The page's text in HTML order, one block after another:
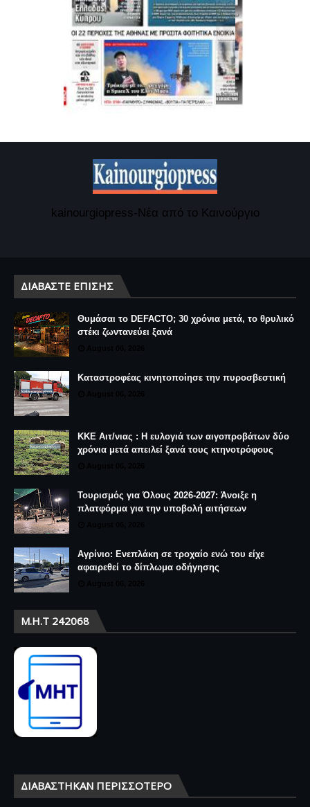
kainourgiopress-Νέα από το Καινούργιο
ΔΙΑΒΆΣΤΕ ΕΠΊΣΗΣ
Θυμάσαι το DEFACTO; 30 χρόνια μετά, το θρυλικό
στέκι ζωντανεύει ξανά
Καταστροφέας κινητοποίησε την πυροσβεστική
ΚΚΕ Αιτ/νιας : Η ευλογιά των αιγοπροβάτων δύο
χρόνια μετά απειλεί ξανά τους κτηνοτρόφους
Τουρισμός για Όλους 2026-2027: Άνοιξε η
πλατφόρμα για την υποβολή αιτήσεων
Αγρίνιο: Ενεπλάκη σε τροχαίο ενώ του είχε
αφαιρεθεί το δίπλωμα οδήγησης
Μ.Η.Τ 242068
ΔΙΑΒΆΣΤΗΚΑΝ ΠΕΡΙΣΣΌΤΕΡΟ